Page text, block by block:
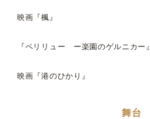
映画『楓』
『ペリリュー ー楽園のゲルニカー』
映画『港のひかり』
舞台